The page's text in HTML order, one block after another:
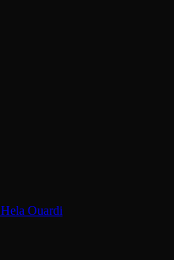
Hela Ouardi